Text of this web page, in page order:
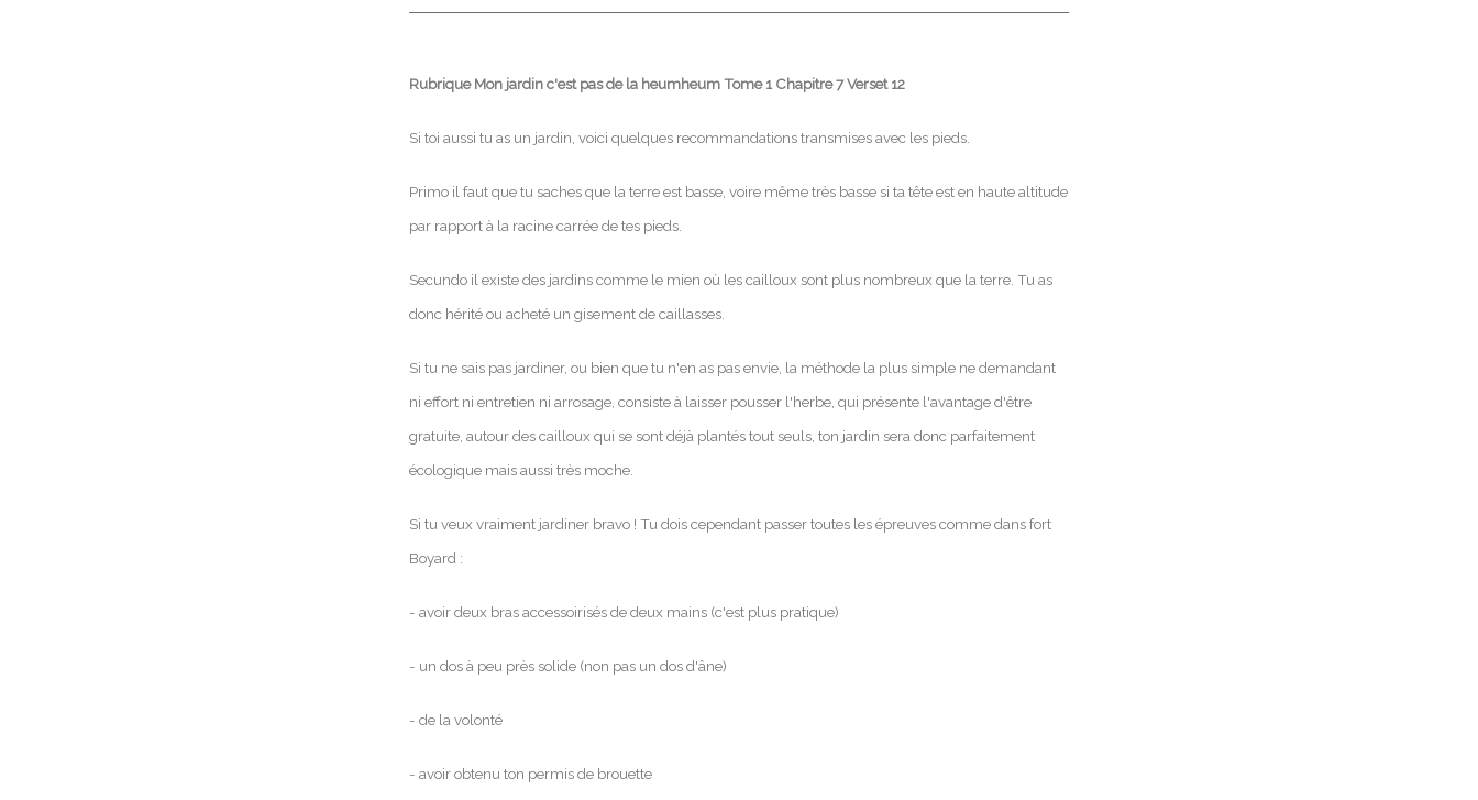
Rubrique Mon jardin c'est pas de la heumheum Tome 1 Chapitre 7 Verset 12
Si toi aussi tu as un jardin, voici quelques recommandations transmises avec les pieds.
Primo il faut que tu saches que la terre est basse, voire même très basse si ta tête est en haute altitude
par rapport à la racine carrée de tes pieds.
Secundo il existe des jardins comme le mien où les cailloux sont plus nombreux que la terre. Tu as
donc hérité ou acheté un gisement de caillasses.
Si tu ne sais pas jardiner, ou bien que tu n'en as pas envie, la méthode la plus simple ne demandant
ni effort ni entretien ni arrosage, consiste à laisser pousser l'herbe, qui présente l'avantage d'être
gratuite, autour des cailloux qui se sont déjà plantés tout seuls, ton jardin sera donc parfaitement
écologique mais aussi très moche.
Si tu veux vraiment jardiner bravo ! Tu dois cependant passer toutes les épreuves comme dans fort
Boyard :
- avoir deux bras accessoirisés de deux mains (c'est plus pratique)
- un dos à peu près solide (non pas un dos d'âne)
- de la volonté
- avoir obtenu ton permis de brouette